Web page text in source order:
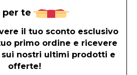
per te
il tuo sconto esclusivo
primo ordine e ricevere
nostri ultimi prodotti e
offerte!